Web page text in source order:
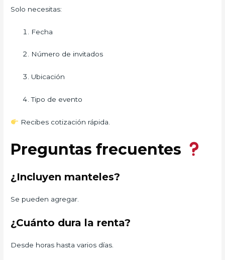
Solo necesitas:
Fecha
Número de invitados
Ubicación
Tipo de evento
Recibes cotización rápida.
Preguntas frecuentes
¿Incluyen manteles?
Se pueden agregar.
¿Cuánto dura la renta?
Desde horas hasta varios días.